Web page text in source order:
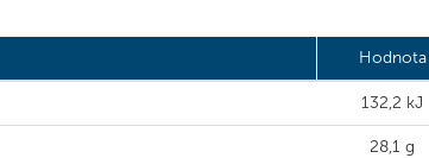
Hodnota
132,2 kJ
28,1 g